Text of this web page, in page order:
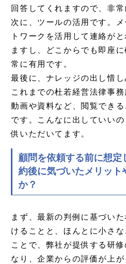
回答してくれますので、非常
次に、ツールの活用です。
トワークを活用して連絡が
ますし、どこからでも即座
常に有用です。
最後に、ナレッジの出し惜し
これまでの杜若経営法律事
動画や資料など、閲覧でき
です。こんなに出していい
供いただいてます。
顧問を依頼する前に想定
約後に気づいたメリット
か？
まず、最新の判例に基づい
けることと、ほんとに小さ
ことで、弊社が提供する研修
なり、企業からの評価が上が